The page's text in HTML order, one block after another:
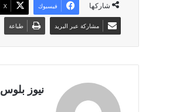
شاركها فيسبوك X
مشاركة عبر البريد طباعة
نيوز بلوس